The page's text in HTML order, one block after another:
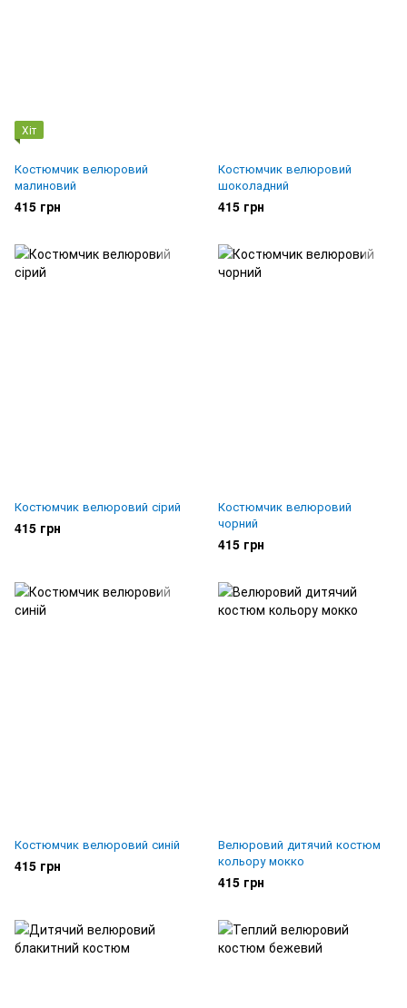
Хіт
Костюмчик велюровий
малиновий
415 грн
Костюмчик велюровий
шоколадний
415 грн
Костюмчик велюровий сірий
415 грн
Костюмчик велюровий
чорний
415 грн
Костюмчик велюровий синій
415 грн
Велюровий дитячий костюм
кольору мокко
415 грн